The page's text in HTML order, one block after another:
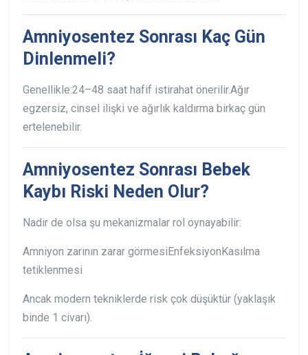
Amniyosentez Sonrası Kaç Gün
Dinlenmeli?
Genellikle:24–48 saat hafif istirahat önerilir.Ağır
egzersiz, cinsel ilişki ve ağırlık kaldırma birkaç gün
ertelenebilir.
Amniyosentez Sonrası Bebek
Kaybı Riski Neden Olur?
Nadir de olsa şu mekanizmalar rol oynayabilir:
Amniyon zarının zarar görmesiEnfeksiyonKasılma
tetiklenmesi
Ancak modern tekniklerde risk çok düşüktür (yaklaşık
binde 1 civarı).